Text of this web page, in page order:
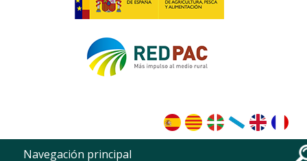
Navegación principal